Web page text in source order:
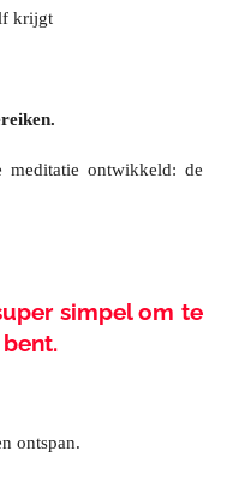
krijgt
meditatie ontwikkeld: de
simpel om te
ontspan.